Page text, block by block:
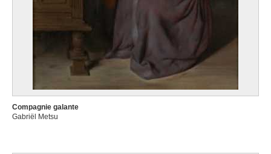
Compagnie galante
Gabriël Metsu